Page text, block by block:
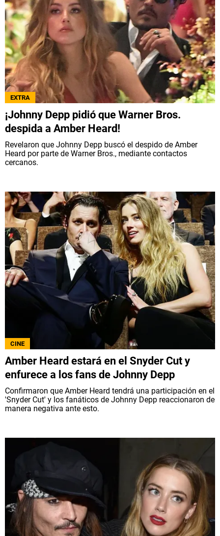
EXTRA
¡Johnny Depp pidió que Warner Bros.
despida a Amber Heard!
Revelaron que Johnny Depp buscó el despido de Amber
Heard por parte de Warner Bros., mediante contactos
cercanos.
CINE
Amber Heard estará en el Snyder Cut y
enfurece a los fans de Johnny Depp
Confirmaron que Amber Heard tendrá una participación en el
'Snyder Cut' y los fanáticos de Johnny Depp reaccionaron de
manera negativa ante esto.